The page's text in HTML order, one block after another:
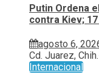
Putin Ordena
contra Kiev;
agosto 6,
Cd. Juarez,
Internacional